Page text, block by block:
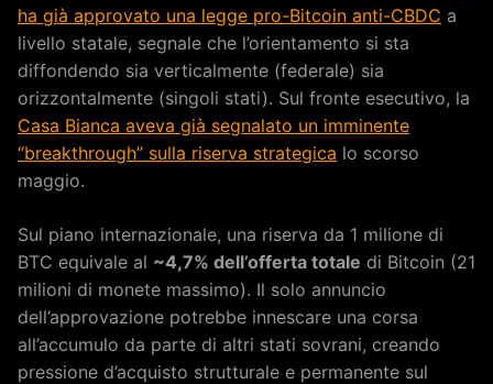
ha già approvato una legge pro-Bitcoin anti-CBDC a
livello statale, segnale che l’orientamento si sta
diffondendo sia verticalmente (federale) sia
orizzontalmente (singoli stati). Sul fronte esecutivo, la
Casa Bianca aveva già segnalato un imminente
“breakthrough” sulla riserva strategica lo scorso
maggio.
Sul piano internazionale, una riserva da 1 milione di
BTC equivale al ~4,7% dell’offerta totale di Bitcoin (21
milioni di monete massimo). Il solo annuncio
dell’approvazione potrebbe innescare una corsa
all’accumulo da parte di altri stati sovrani, creando
pressione d’acquisto strutturale e permanente sul